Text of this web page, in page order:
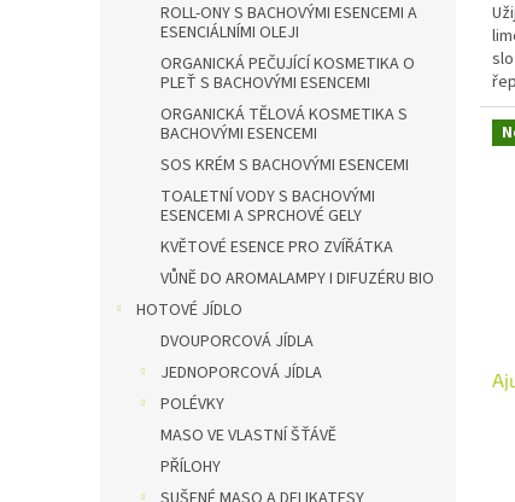
ROLL-ONY S BACHOVÝMI ESENCEMI A
ESENCIÁLNÍMI OLEJI
ORGANICKÁ PEČUJÍCÍ KOSMETIKA O
PLEŤ S BACHOVÝMI ESENCEMI
ORGANICKÁ TĚLOVÁ KOSMETIKA S
BACHOVÝMI ESENCEMI
SOS KRÉM S BACHOVÝMI ESENCEMI
TOALETNÍ VODY S BACHOVÝMI
ESENCEMI A SPRCHOVÉ GELY
KVĚTOVÉ ESENCE PRO ZVÍŘÁTKA
VŮNĚ DO AROMALAMPY I DIFUZÉRU BIO
HOTOVÉ JÍDLO
DVOUPORCOVÁ JÍDLA
JEDNOPORCOVÁ JÍDLA
POLÉVKY
MASO VE VLASTNÍ ŠŤÁVĚ
PŘÍLOHY